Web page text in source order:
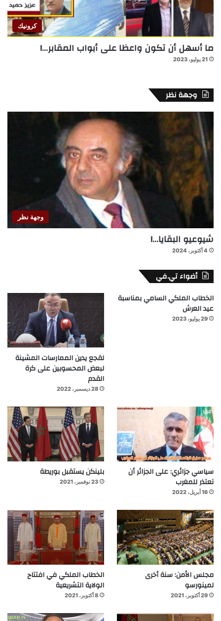
كرونيك
ما أسهل أن تكون واعظا على أبواب المقابر…!
21 يوليو، 2023
وجهة نظر
وجهة نظر
شيوعيو البقايا…!
4 أكتوبر، 2024
أضواء تي.في
الخطاب الملكي السامي بمناسبة
عيد العرش
29 يوليو، 2023
لقجع يدين الممارسات المشينة
لبعض المحسوبين على كرة
القدم
28 ديسمبر، 2022
سياسي جزائري: على الجزائر أن
تعتذر للمغرب
16 أبريل، 2022
بلينكن يستقبل بوريطة
23 نوفمبر، 2021
مجلس الأمن: سنة أخرى
لمينورسو
29 أكتوبر، 2021
الخطاب الملكي في افتتاح
الولاية التشريعية
8 أكتوبر، 2021